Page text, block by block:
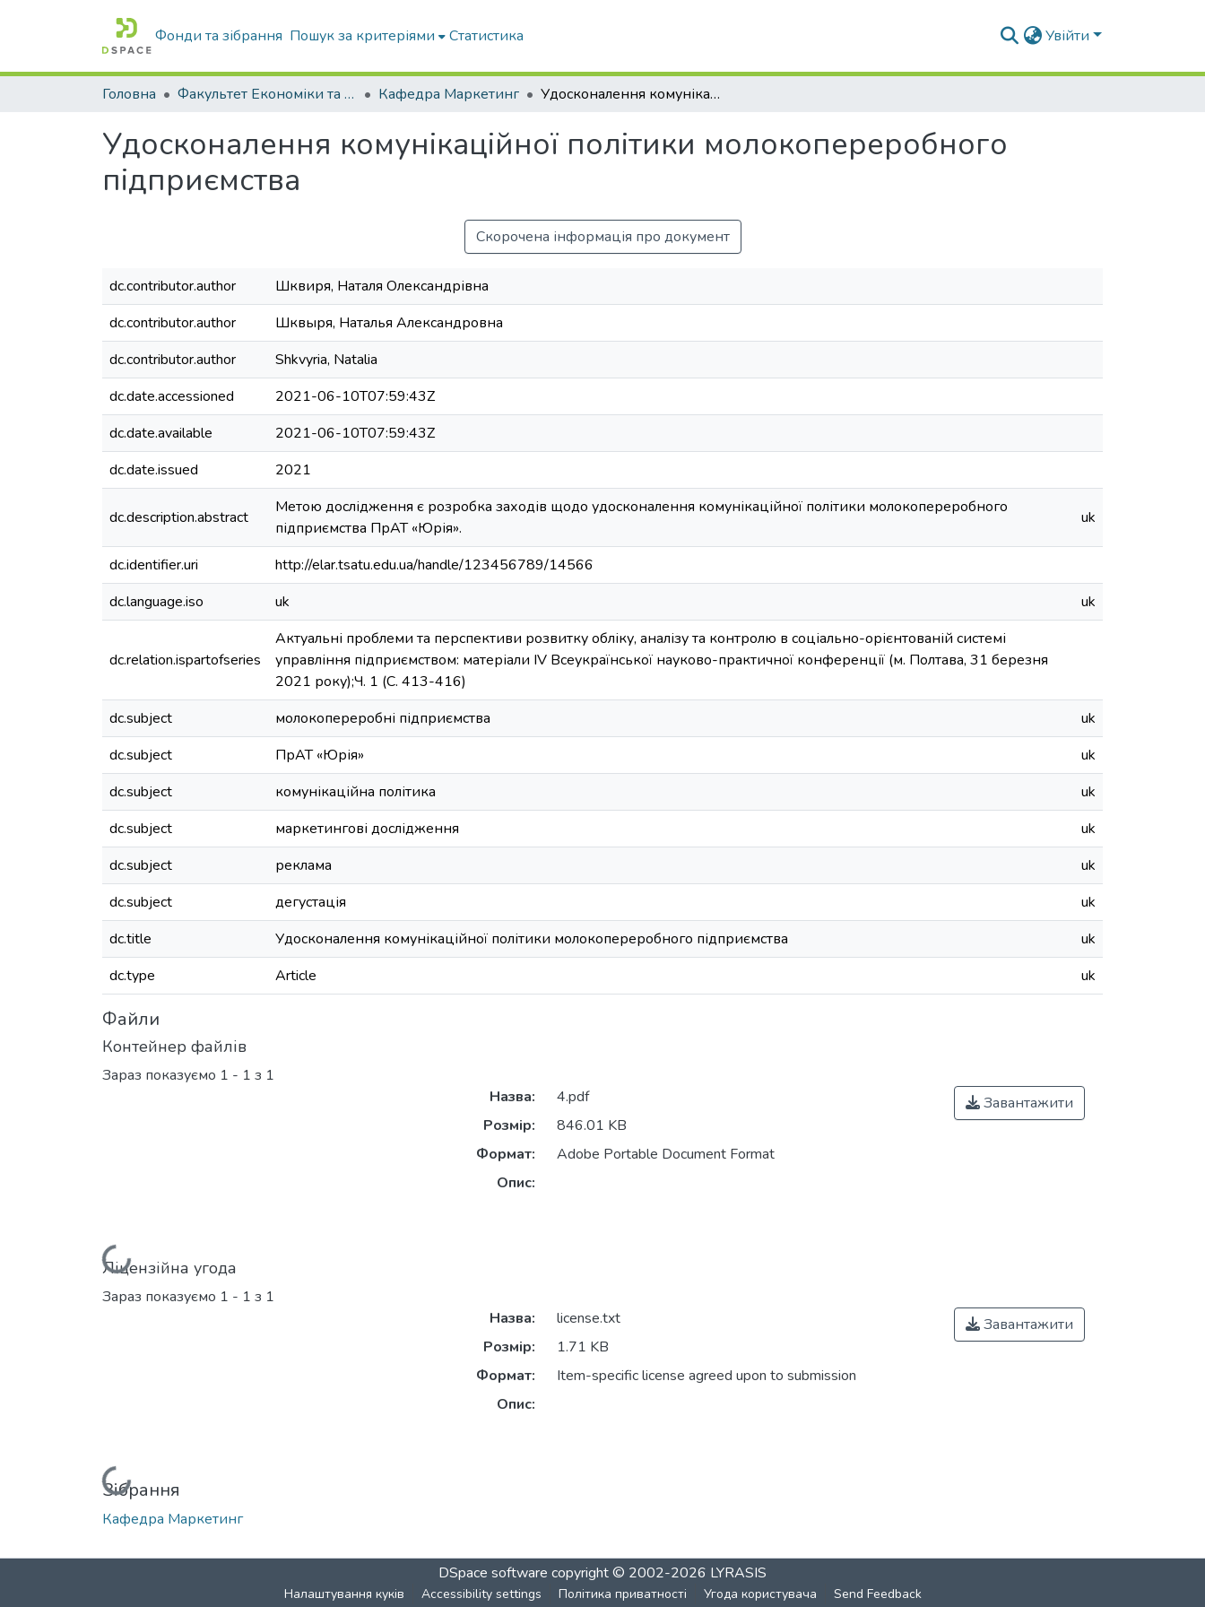
Фонди та зібрання Пошук за критеріями Статистика Увійти
Головна Факультет Економіки та бізнесу Кафедра Маркетинг Удосконалення комунікаційної політики молокопереробного підприємства
Удосконалення комунікаційної політики молокопереробного
підприємства
Скорочена інформація про документ
dc.contributor.author
Шквиря, Наталя Олександрівна
dc.contributor.author
Шквыря, Наталья Александровна
dc.contributor.author
Shkvyria, Natalia
dc.date.accessioned
2021-06-10T07:59:43Z
dc.date.available
2021-06-10T07:59:43Z
dc.date.issued
2021
dc.description.abstract
Метою дослідження є розробка заходів щодо удосконалення комунікаційної політики молокопереробного
підприємства ПрАТ «Юрія».
uk
dc.identifier.uri
http://elar.tsatu.edu.ua/handle/123456789/14566
dc.language.iso
uk uk
dc.relation.ispartofseries
Актуальні проблеми та перспективи розвитку обліку, аналізу та контролю в соціально-орієнтованій системі
управління підприємством: матеріали ІV Всеукраїнської науково-практичної конференції (м. Полтава, 31 березня
2021 року);Ч. 1 (С. 413-416)
dc.subject
молокопереробні підприємства
uk
dc.subject
ПрАТ «Юрія»
uk
dc.subject
комунікаційна політика
uk
dc.subject
маркетингові дослідження
uk
dc.subject
реклама
uk
dc.subject
дегустація
uk
dc.title
Удосконалення комунікаційної політики молокопереробного підприємства
uk
dc.type
Article uk
Файли
Контейнер файлів
Зараз показуємо 1 - 1 з 1
Вантажиться...
Назва:
4.pdf
Розмір:
846.01 KB
Формат:
Adobe Portable Document Format
Опис:
Завантажити
Ліцензійна угода
Зараз показуємо 1 - 1 з 1
Вантажиться...
Назва:
license.txt
Розмір:
1.71 KB
Формат:
Item-specific license agreed upon to submission
Опис:
Завантажити
Зібрання
Кафедра Маркетинг
DSpace software copyright © 2002-2026 LYRASIS
Налаштування куків Accessibility settings Політика приватності Угода користувача Send Feedback